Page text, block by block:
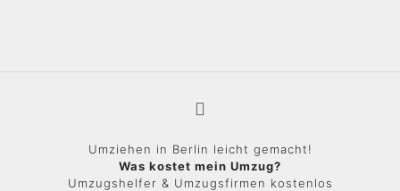
Umziehen in Berlin leicht gemacht!
Was kostet mein Umzug?
Umzugshelfer & Umzugsfirmen kostenlos